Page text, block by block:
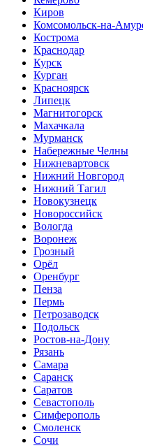
Киров
Комсомольск-на-
Кострома
Краснодар
Курск
Курган
Красноярск
Липецк
Магнитогорск
Махачкала
Мурманск
Набережные Челны
Нижневартовск
Нижний Новгород
Нижний Тагил
Новокузнецк
Новороссийск
Вологда
Воронеж
Грозный
Орёл
Оренбург
Пенза
Пермь
Петрозаводск
Подольск
Ростов-на-Дону
Рязань
Самара
Саранск
Саратов
Севастополь
Симферополь
Смоленск
Сочи